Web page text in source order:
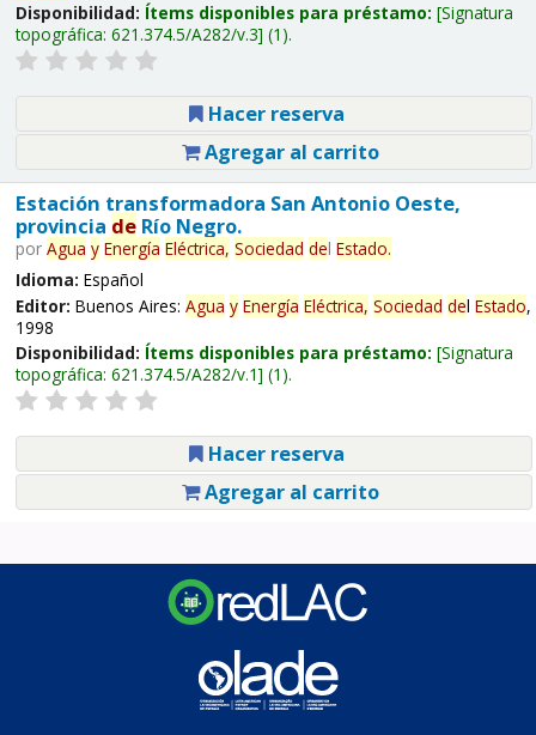
Disponibilidad: Ítems disponibles para préstamo: Signatura
topográfica: 621.374.5/A282/v.3 (1).
Hacer reserva
Agregar al carrito
Estación transformadora San Antonio Oeste,
provincia deRío Negro.
por Agua y Energía Eléctrica, Sociedad del Estado.
Idioma: Español
Editor: Buenos Aires: Agua y Energía Eléctrica, Sociedad del Estado,
1998
Disponibilidad: Ítems disponibles para préstamo: Signatura
topográfica: 621.374.5/A282/v.1 (1).
Hacer reserva
Agregar al carrito